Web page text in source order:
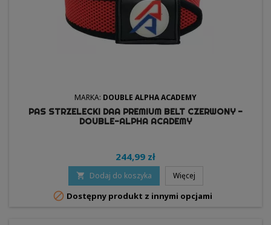
MARKA: DOUBLE ALPHA ACADEMY
PAS STRZELECKI DAA PREMIUM BELT CZERWONY -
DOUBLE-ALPHA ACADEMY
244,99 zł
 Dodaj do koszyka Więcej
 Dostępny produkt z innymi opcjami